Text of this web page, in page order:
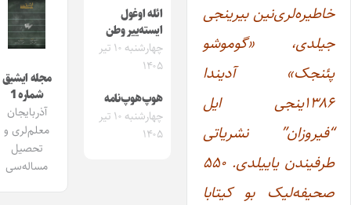
خاطیره‌لری‌نین بیرینجی
جیلدی، «گوموشو
پئنجک» آدیندا
۱۳۸۶ینجی ایل
“فیروزان” نشریاتی
طرفیندن یاییلدی. ۵۵۰
صحیفه‌لیک بو کیتابا‌
ائله اوغول
ایسته‌ییر وطن
چهارشنبه ۱۰ تیر
۱۴۰۵
هوپ‌هوپ‌نامه
چهارشنبه ۱۰ تیر
۱۴۰۵
مجله ایشیق
شماره 1
آذربایجان
معلم‌لری و
تحصیل
مساله‌سی